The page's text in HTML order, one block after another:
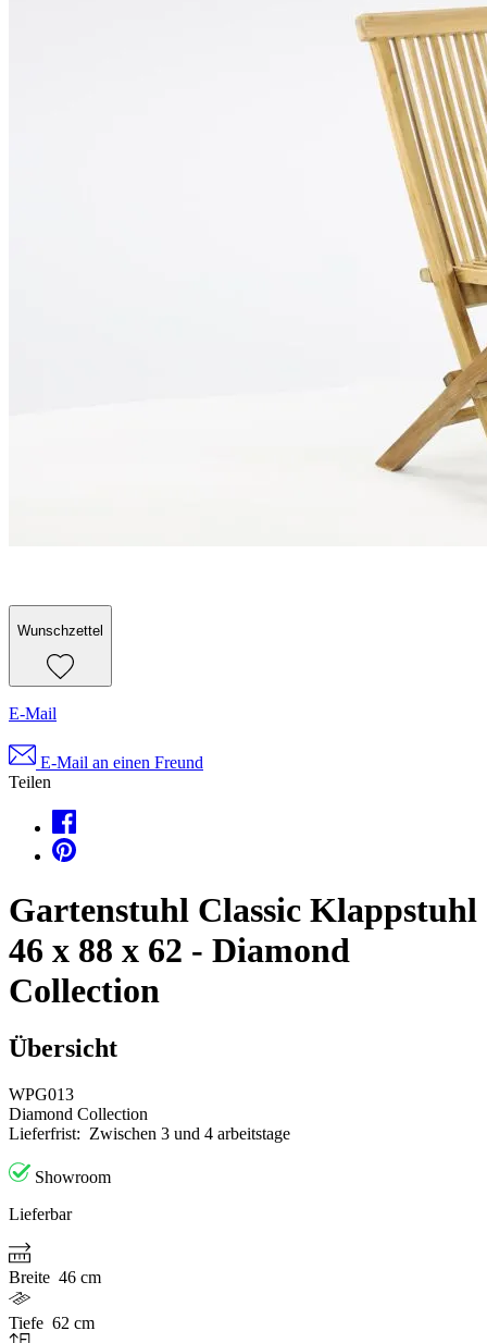
Wunschzettel
E-Mail
E-Mail an einen Freund
Teilen
Gartenstuhl Classic Klappstuhl
46 x 88 x 62 - Diamond
Collection
Übersicht
WPG013
Diamond Collection
Lieferfrist: Zwischen 3 und 4 arbeitstage
Showroom
Lieferbar
Breite 46 cm
Tiefe 62 cm